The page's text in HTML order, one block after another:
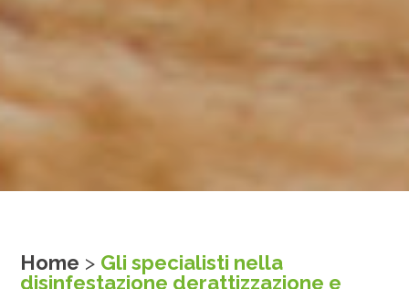
Home > Gli specialisti nella
disinfestazione derattizzazione e